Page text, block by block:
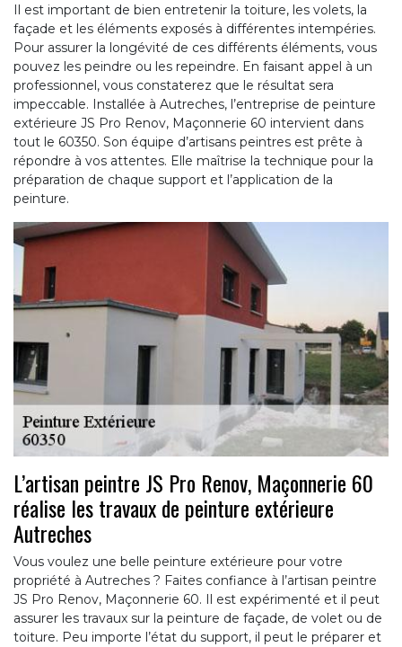
Il est important de bien entretenir la toiture, les volets, la
façade et les éléments exposés à différentes intempéries.
Pour assurer la longévité de ces différents éléments, vous
pouvez les peindre ou les repeindre. En faisant appel à un
professionnel, vous constaterez que le résultat sera
impeccable. Installée à Autreches, l’entreprise de peinture
extérieure JS Pro Renov, Maçonnerie 60 intervient dans
tout le 60350. Son équipe d’artisans peintres est prête à
répondre à vos attentes. Elle maîtrise la technique pour la
préparation de chaque support et l’application de la
peinture.
L’artisan peintre JS Pro Renov, Maçonnerie 60
réalise les travaux de peinture extérieure
Autreches
Vous voulez une belle peinture extérieure pour votre
propriété à Autreches ? Faites confiance à l’artisan peintre
JS Pro Renov, Maçonnerie 60. Il est expérimenté et il peut
assurer les travaux sur la peinture de façade, de volet ou de
toiture. Peu importe l’état du support, il peut le préparer et